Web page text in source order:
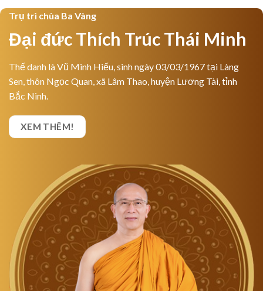
Trụ trì chùa Ba Vàng
Đại đức Thích Trúc Thái Minh
Thế danh là Vũ Minh Hiếu, sinh ngày 03/03/1967 tại Làng
Sen, thôn Ngọc Quan, xã Lâm Thao, huyện Lương Tài, tỉnh
Bắc Ninh.
XEM THÊM!